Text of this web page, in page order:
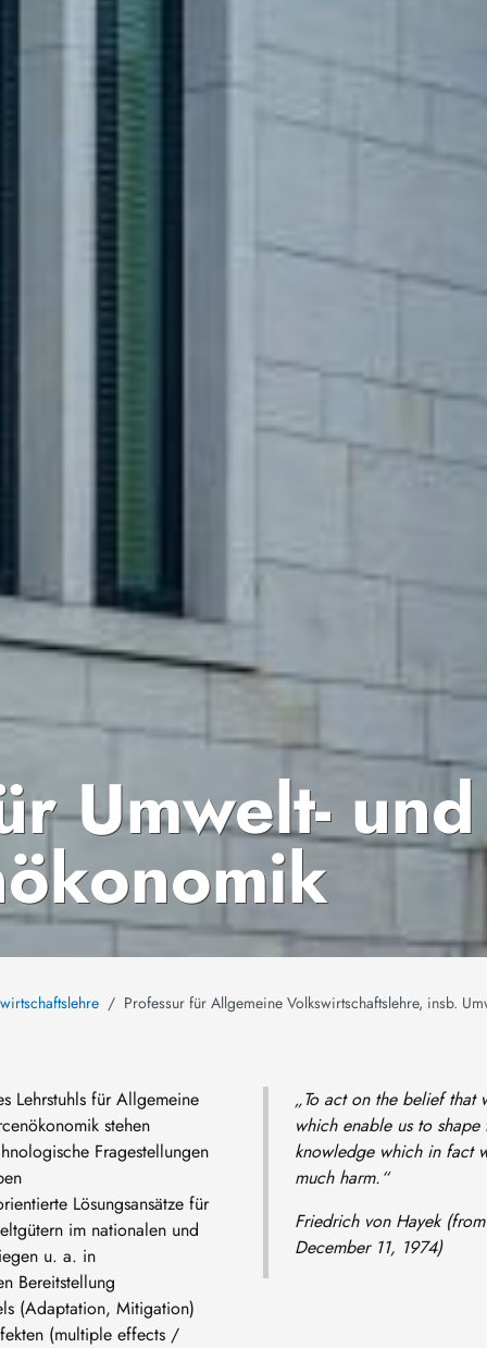
Umwelt- und
Professur für Allgemeine Volkswirtschaftslehre, insb.
Lehrstuhls für Allgemeine
stehen
Fragestellungen
Lösungsansätze für
im nationalen und
u. a. in
Bereitstellung
(Adaptation, Mitigation)
(multiple effects /
„To act on the belief that
which enable us to
knowledge which in fact
much harm.“
Friedrich von Hayek
December 11, 1974)